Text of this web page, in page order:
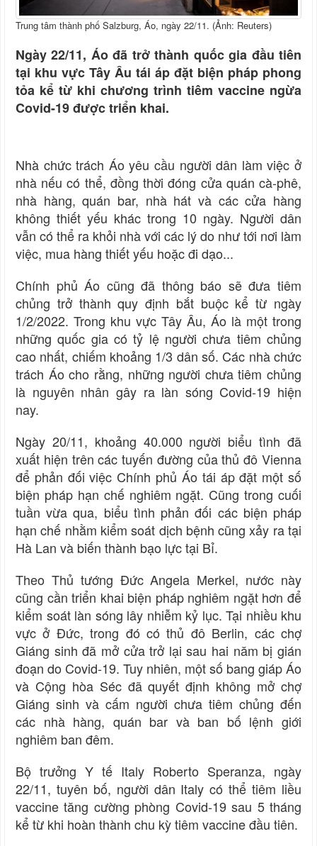
Trung tâm thành phố Salzburg, Áo, ngày 22/11. (Ảnh: Reuters)
Ngày 22/11, Áo đã trở thành quốc gia đầu tiên
tại khu vực Tây Âu tái áp đặt biện pháp phong
tỏa kể từ khi chương trình tiêm vaccine ngừa
Covid-19 được triển khai.
Nhà chức trách Áo yêu cầu người dân làm việc ở
nhà nếu có thể, đồng thời đóng cửa quán cà-phê,
nhà hàng, quán bar, nhà hát và các cửa hàng
không thiết yếu khác trong 10 ngày. Người dân
vẫn có thể ra khỏi nhà với các lý do như tới nơi làm
việc, mua hàng thiết yếu hoặc đi dạo...
Chính phủ Áo cũng đã thông báo sẽ đưa tiêm
chủng trở thành quy định bắt buộc kể từ ngày
1/2/2022. Trong khu vực Tây Âu, Áo là một trong
những quốc gia có tỷ lệ người chưa tiêm chủng
cao nhất, chiếm khoảng 1/3 dân số. Các nhà chức
trách Áo cho rằng, những người chưa tiêm chủng
là nguyên nhân gây ra làn sóng Covid-19 hiện
nay.
Ngày 20/11, khoảng 40.000 người biểu tình đã
xuất hiện trên các tuyến đường của thủ đô Vienna
để phản đối việc Chính phủ Áo tái áp đặt một số
biện pháp hạn chế nghiêm ngặt. Cũng trong cuối
tuần vừa qua, biểu tình phản đối các biện pháp
hạn chế nhằm kiểm soát dịch bệnh cũng xảy ra tại
Hà Lan và biến thành bạo lực tại Bỉ.
Theo Thủ tướng Đức Angela Merkel, nước này
cũng cần triển khai biện pháp nghiêm ngặt hơn để
kiểm soát làn sóng lây nhiễm kỷ lục. Tại nhiều khu
vực ở Đức, trong đó có thủ đô Berlin, các chợ
Giáng sinh đã mở cửa trở lại sau hai năm bị gián
đoạn do Covid-19. Tuy nhiên, một số bang giáp Áo
và Cộng hòa Séc đã quyết định không mở chợ
Giáng sinh và cấm người chưa tiêm chủng đến
các nhà hàng, quán bar và ban bố lệnh giới
nghiêm ban đêm.
Bộ trưởng Y tế Italy Roberto Speranza, ngày
22/11, tuyên bố, người dân Italy có thể tiêm liều
vaccine tăng cường phòng Covid-19 sau 5 tháng
kể từ khi hoàn thành chu kỳ tiêm vaccine đầu tiên.